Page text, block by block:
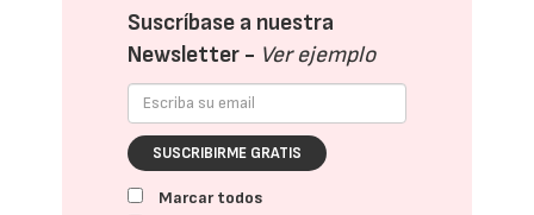
Suscríbase a nuestra
Newsletter - Ver ejemplo
SUSCRIBIRME GRATIS
Marcar todos